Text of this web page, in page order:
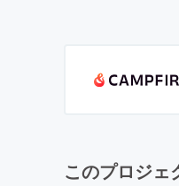
このプロジェ